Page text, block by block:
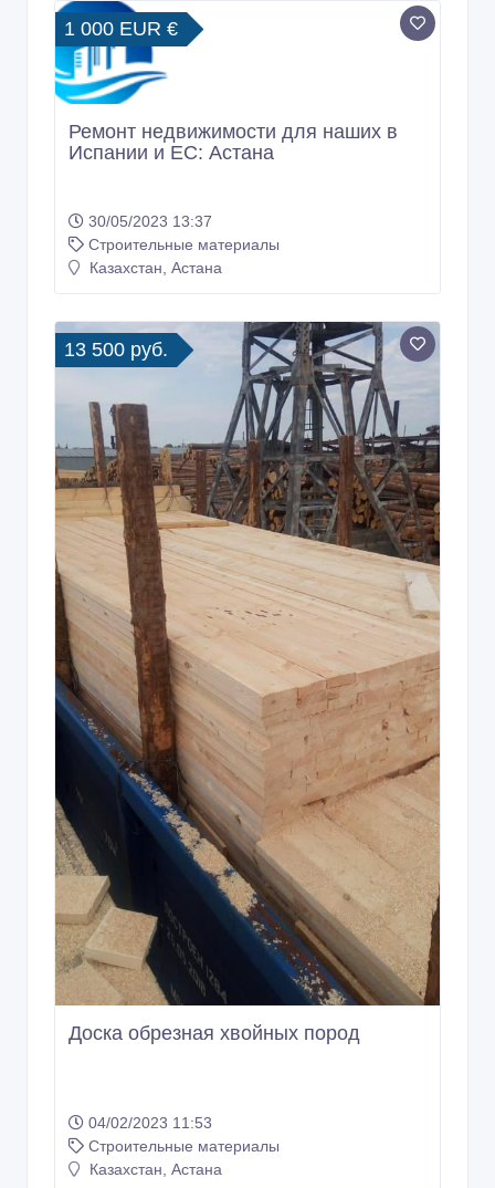
Казахстан, Астана
13 500 руб.
Доска обрезная хвойных пород
04/02/2023 11:53
Строительные материалы
Казахстан, Астана
15 500 тенге 〒